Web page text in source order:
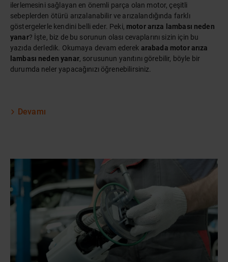
ilerlemesini sağlayan en önemli parça olan motor, çeşitli
sebeplerden ötürü arızalanabilir ve arızalandığında farklı
göstergelerle kendini belli eder. Peki, motor arıza lambası neden
yanar? İşte, biz de bu sorunun olası cevaplarını sizin için bu
yazıda derledik. Okumaya devam ederek arabada motor arıza
lambası neden yanar, sorusunun yanıtını görebilir, böyle bir
durumda neler yapacağınızı öğrenebilirsiniz.
Devamı